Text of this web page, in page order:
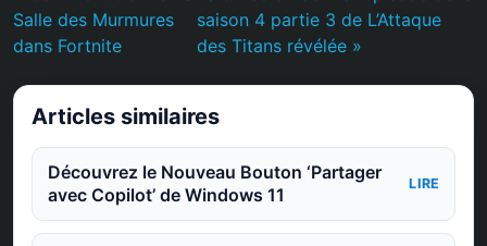
Salle des Murmures
dans Fortnite
saison 4 partie 3 de L’Attaque
des Titans révélée »
Articles similaires
Découvrez le Nouveau Bouton ‘Partager
avec Copilot’ de Windows 11
LIRE